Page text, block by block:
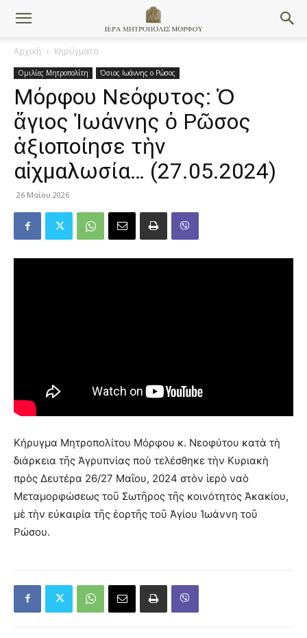
Αρχική Κηρύγματα
Ομιλίες Μητροπολίτη Όσιος Ιωάννης ο Ρώσος
Μόρφου Νεόφυτος: Ὁ
ἅγιος Ἰωάννης ὁ Ρῶσος
ἀξιοποίησε τὴν
αἰχμαλωσία… (27.05.2024)
26 Μαΐου 2026
Κήρυγμα Μητροπολίτου Μόρφου κ. Νεοφύτου κατὰ τὴ
διάρκεια τῆς Ἀγρυπνίας ποὺ τελέσθηκε τὴν Κυριακὴ
πρὸς Δευτέρα 26/27 Μαΐου, 2024 στὸν ἱερὸ ναὸ
Μεταμορφώσεως τοῦ Σωτῆρος τῆς κοινότητος Ἀκακίου,
μὲ τὴν εὐκαιρία τῆς ἑορτῆς τοῦ Ἁγίου Ἰωάννη τοῦ
Ρώσου.